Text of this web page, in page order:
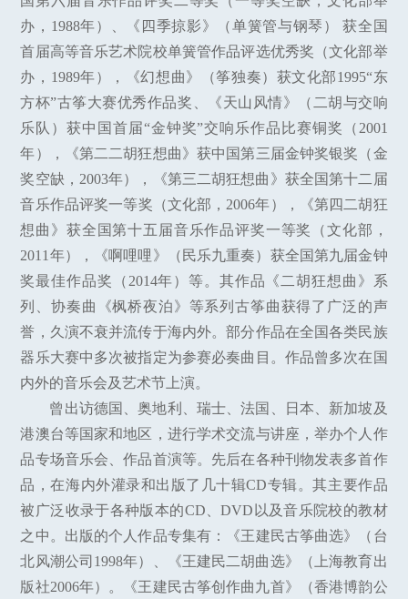
办，1988年）、《四季掠影》（单簧管与钢琴） 获全国
首届高等音乐艺术院校单簧管作品评选优秀奖（文化部举
办，1989年），《幻想曲》（筝独奏）获文化部1995“东
方杯”古筝大赛优秀作品奖、《天山风情》（二胡与交响
乐队）获中国首届“金钟奖”交响乐作品比赛铜奖（2001
年），《第二二胡狂想曲》获中国第三届金钟奖银奖（金
奖空缺，2003年），《第三二胡狂想曲》获全国第十二届
音乐作品评奖一等奖（文化部，2006年），《第四二胡狂
想曲》获全国第十五届音乐作品评奖一等奖（文化部，
2011年），《啊哩哩》（民乐九重奏）获全国第九届金钟
奖最佳作品奖（2014年）等。其作品《二胡狂想曲》系
列、协奏曲《枫桥夜泊》等系列古筝曲获得了广泛的声
誉，久演不衰并流传于海内外。部分作品在全国各类民族
器乐大赛中多次被指定为参赛必奏曲目。作品曾多次在国
内外的音乐会及艺术节上演。
曾出访德国、奥地利、瑞士、法国、日本、新加坡及
港澳台等国家和地区，进行学术交流与讲座，举办个人作
品专场音乐会、作品首演等。先后在各种刊物发表多首作
品，在海内外灌录和出版了几十辑CD专辑。其主要作品
被广泛收录于各种版本的CD、DVD以及音乐院校的教材
之中。出版的个人作品专集有：《王建民古筝曲选》（台
北风潮公司1998年）、《王建民二胡曲选》（上海教育出
版社2006年）。《王建民古筝创作曲九首》（香港博韵公